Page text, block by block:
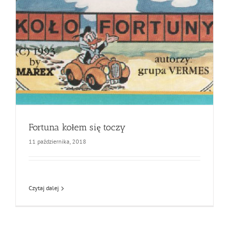
Fortuna kołem się toczy
11 października, 2018
Czytaj dalej